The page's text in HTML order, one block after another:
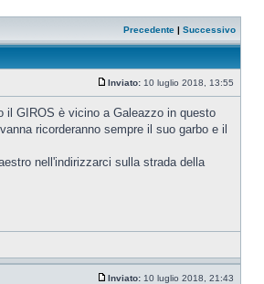
Precedente | Successivo
Inviato: 10 luglio 2018, 13:55
il GIROS è vicino a Galeazzo in questo
ricorderanno sempre il suo garbo e il
nell'indirizzarci sulla strada della
Inviato: 10 luglio 2018, 21:43